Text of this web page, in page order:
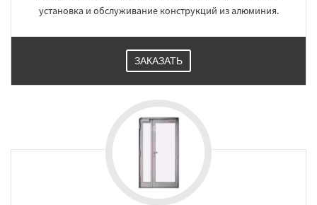
установка и обслуживание конструкций из алюминия.
ЗАКАЗАТЬ